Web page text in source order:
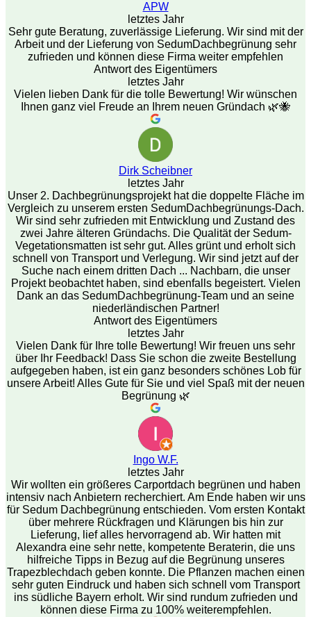
APW
letztes Jahr
Sehr gute Beratung, zuverlässige Lieferung. Wir sind mit der
Arbeit und der Lieferung von SedumDachbegrünung sehr
zufrieden und können diese Firma weiter empfehlen
Antwort des Eigentümers
letztes Jahr
Vielen lieben Dank für die tolle Bewertung! Wir wünschen
Ihnen ganz viel Freude an Ihrem neuen Gründach 🌿🐝
Dirk Scheibner
letztes Jahr
Unser 2. Dachbegrünungsprojekt hat die doppelte Fläche im
Vergleich zu unserem ersten SedumDachbegrünungs-Dach.
Wir sind sehr zufrieden mit Entwicklung und Zustand des
zwei Jahre älteren Gründachs. Die Qualität der Sedum-
Vegetationsmatten ist sehr gut. Alles grünt und erholt sich
schnell von Transport und Verlegung. Wir sind jetzt auf der
Suche nach einem dritten Dach ... Nachbarn, die unser
Projekt beobachtet haben, sind ebenfalls begeistert. Vielen
Dank an das SedumDachbegrünung-Team und an seine
niederländischen Partner!
Antwort des Eigentümers
letztes Jahr
Vielen Dank für Ihre tolle Bewertung! Wir freuen uns sehr
über Ihr Feedback! Dass Sie schon die zweite Bestellung
aufgegeben haben, ist ein ganz besonders schönes Lob für
unsere Arbeit! Alles Gute für Sie und viel Spaß mit der neuen
Begrünung 🌿
Ingo W.F.
letztes Jahr
Wir wollten ein größeres Carportdach begrünen und haben
intensiv nach Anbietern recherchiert. Am Ende haben wir uns
für Sedum Dachbegrünung entschieden. Vom ersten Kontakt
über mehrere Rückfragen und Klärungen bis hin zur
Lieferung, lief alles hervorragend ab. Wir hatten mit
Alexandra eine sehr nette, kompetente Beraterin, die uns
hilfreiche Tipps in Bezug auf die Begrünung unseres
Trapezblechdach geben konnte. Die Pflanzen machen einen
sehr guten Eindruck und haben sich schnell vom Transport
ins südliche Bayern erholt. Wir sind rundum zufrieden und
können diese Firma zu 100% weiterempfehlen.